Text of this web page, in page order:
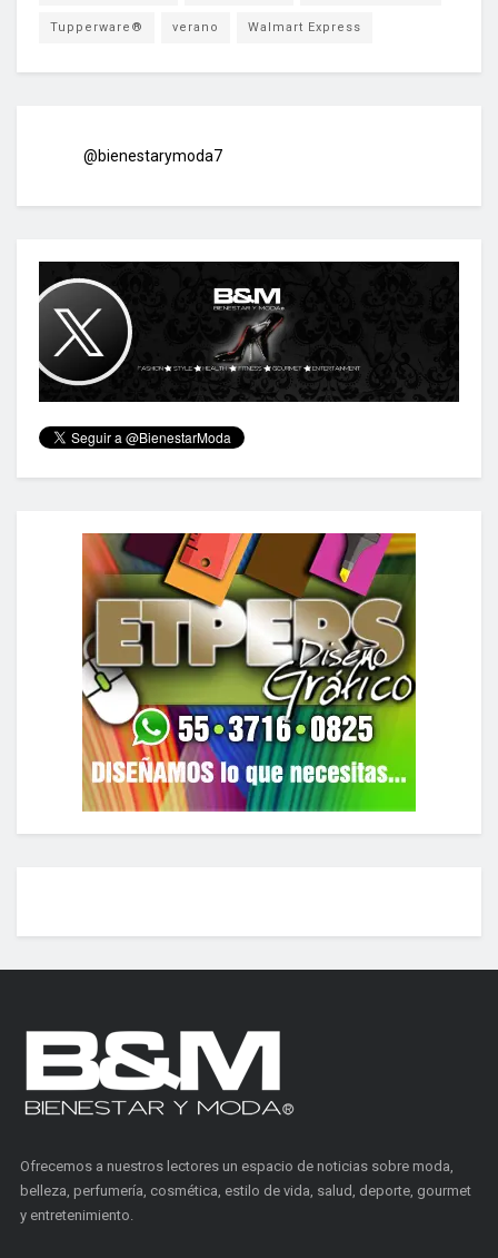
Tupperware® verano Walmart Express
@bienestarymoda7
Ofrecemos a nuestros lectores un espacio de noticias sobre moda,
belleza, perfumería, cosmética, estilo de vida, salud, deporte, gourmet
y entretenimiento.